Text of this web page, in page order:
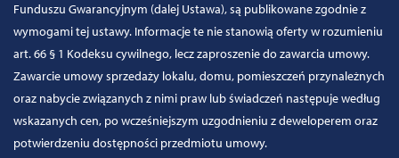
Funduszu Gwarancyjnym (dalej Ustawa), są publikowane zgodnie z
wymogami tej ustawy. Informacje te nie stanowią oferty w rozumieniu
art. 66 § 1 Kodeksu cywilnego, lecz zaproszenie do zawarcia umowy.
Zawarcie umowy sprzedaży lokalu, domu, pomieszczeń przynależnych
oraz nabycie związanych z nimi praw lub świadczeń następuje według
wskazanych cen, po wcześniejszym uzgodnieniu z deweloperem oraz
potwierdzeniu dostępności przedmiotu umowy.